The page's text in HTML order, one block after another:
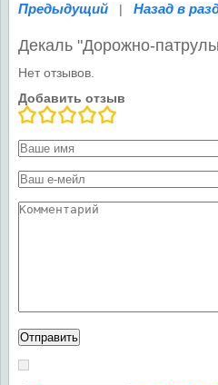
Предыдущий | Назад в
Декаль "Дорожно-
Нет отзывов.
Добавить отзыв